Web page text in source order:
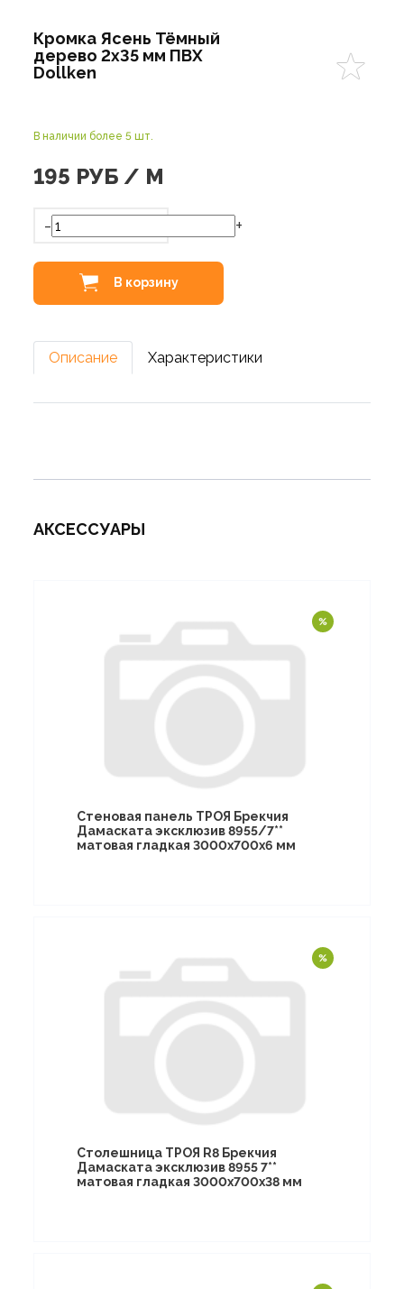
Кромка Ясень Тёмный
дерево 2х35 мм ПВХ
Dollken
В наличии более 5 шт.
195 РУБ / М
- +
В корзину
Описание Характеристики
АКСЕССУАРЫ
Стеновая панель ТРОЯ Брекчия
Дамаската эксклюзив 8955/7**
матовая гладкая 3000х700х6 мм
Столешница ТРОЯ R8 Брекчия
Дамаската эксклюзив 8955 7**
матовая гладкая 3000х700х38 мм